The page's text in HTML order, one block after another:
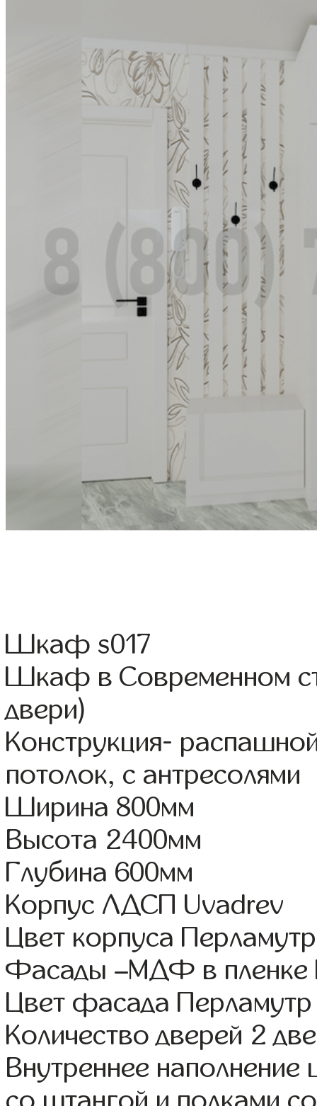
Шкаф s017
Шкаф в Современном
двери)
Конструкция-
потолок, с антресолями
Ширина 800мм
Высота 2400мм
Глубина 600мм
Корпус ЛДСП Uvadrev
Цвет корпуса Перламутр
Фасады –МДФ в пленке
Цвет фасада Перламутр
Количество дверей 2
Внутреннее